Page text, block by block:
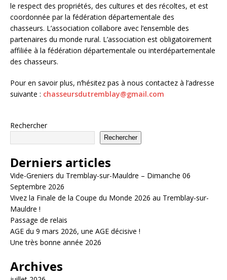
le respect des propriétés, des cultures et des récoltes, et est
coordonnée par la fédération départementale des
chasseurs. L’association collabore avec l’ensemble des
partenaires du monde rural. L’association est obligatoirement
affiliée à la fédération départementale ou interdépartementale
des chasseurs.
Pour en savoir plus, n’hésitez pas à nous contactez à l’adresse
suivante : chasseursdutremblay@gmail.com
Rechercher
Rechercher
Derniers articles
Vide-Greniers du Tremblay-sur-Mauldre – Dimanche 06
Septembre 2026
Vivez la Finale de la Coupe du Monde 2026 au Tremblay-sur-
Mauldre !
Passage de relais
AGE du 9 mars 2026, une AGE décisive !
Une très bonne année 2026
Archives